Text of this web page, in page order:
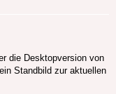
die Desktopversion von
Standbild zur aktuellen